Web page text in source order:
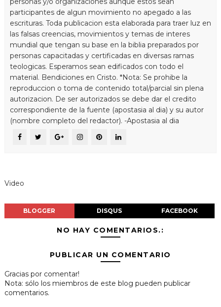
participantes de algun movimiento no apegado a las
escrituras. Toda publicacion esta elaborada para traer luz en
las falsas creencias, movimientos y temas de interes
mundial que tengan su base en la biblia preparados por
personas capacitadas y certificadas en diversas ramas
teologicas. Esperamos sean edificados con todo el
material. Bendiciones en Cristo. *Nota: Se prohibe la
reproduccion o toma de contenido total/parcial sin plena
autorizacion. De ser autorizados se debe dar el credito
correspondiente de la fuente (apostasia al dia) y su autor
(nombre completo del redactor). -Apostasia al dia
Video
BLOGGER DISQUS FACEBOOK
NO HAY COMENTARIOS.:
PUBLICAR UN COMENTARIO
Gracias por comentar!
Nota: sólo los miembros de este blog pueden publicar
comentarios.